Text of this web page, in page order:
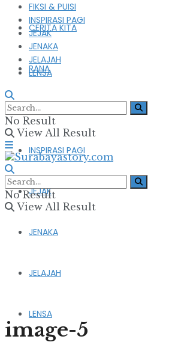
CERITA KITA
RANA
FIKSI & PUISI
INSPIRASI PAGI
JEJAK
JENAKA
JELAJAH
LENSA
FIKSI & PUISI
INSPIRASI PAGI
JEJAK
JENAKA
JELAJAH
LENSA
No Result
View All Result
No Result
View All Result
image-5